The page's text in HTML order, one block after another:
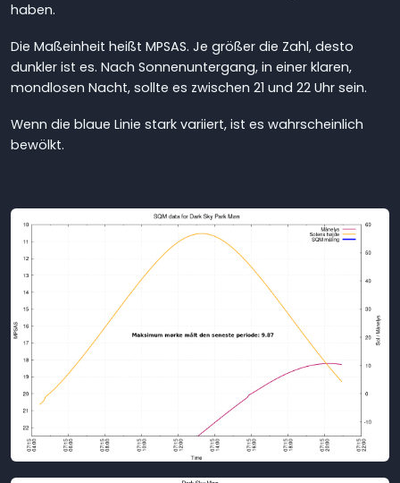
haben.
Die Maßeinheit heißt MPSAS. Je größer die Zahl, desto
dunkler ist es. Nach Sonnenuntergang, in einer klaren,
mondlosen Nacht, sollte es zwischen 21 und 22 Uhr sein.
Wenn die blaue Linie stark variiert, ist es wahrscheinlich
bewölkt.